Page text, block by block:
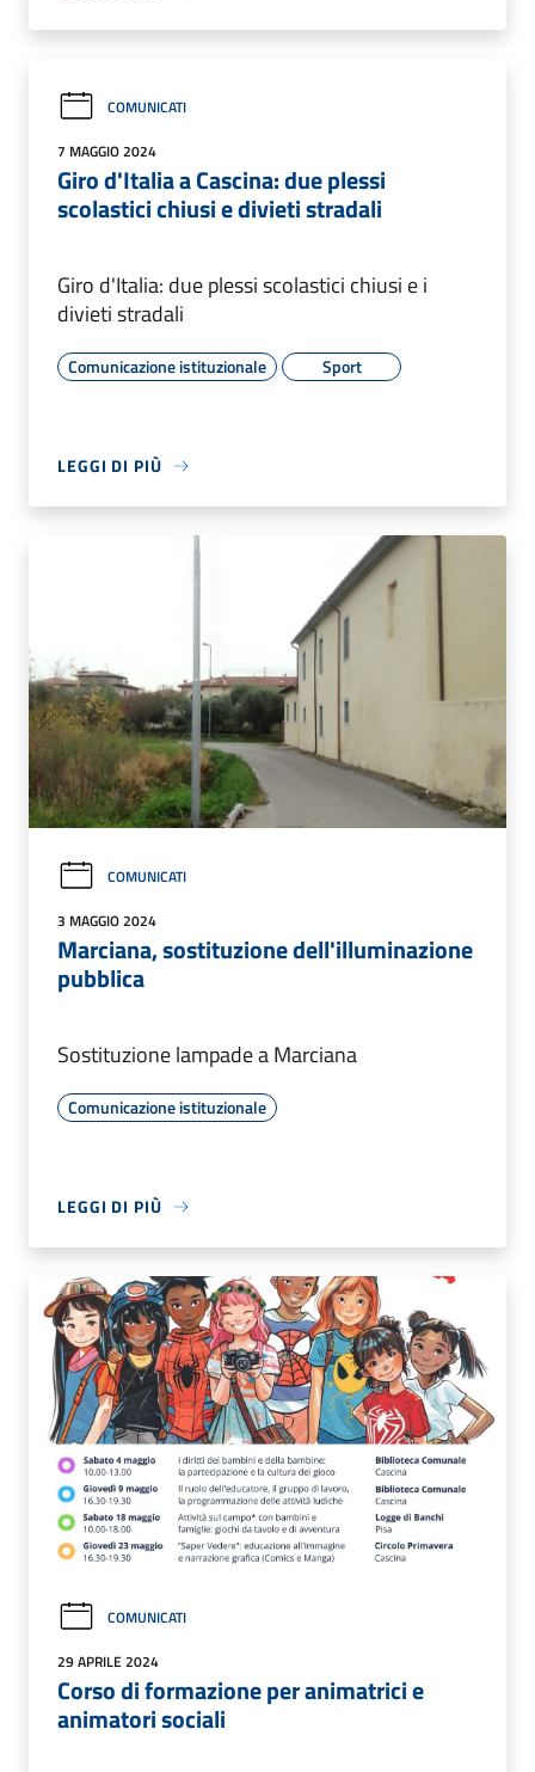
COMUNICATI
7 MAGGIO 2024
Giro d'Italia a Cascina: due plessi
scolastici chiusi e divieti stradali
Giro d'Italia: due plessi scolastici chiusi e i
divieti stradali
Comunicazione istituzionale Sport
LEGGI DI PIÙ
COMUNICATI
3 MAGGIO 2024
Marciana, sostituzione dell'illuminazione
pubblica
Sostituzione lampade a Marciana
Comunicazione istituzionale
LEGGI DI PIÙ
COMUNICATI
29 APRILE 2024
Corso di formazione per animatrici e
animatori sociali